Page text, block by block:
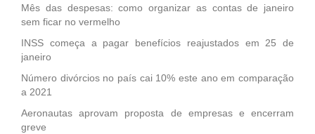
Mês das despesas: como organizar as contas de janeiro
sem ficar no vermelho
INSS começa a pagar benefícios reajustados em 25 de
janeiro
Número divórcios no país cai 10% este ano em comparação
a 2021
Aeronautas aprovam proposta de empresas e encerram
greve